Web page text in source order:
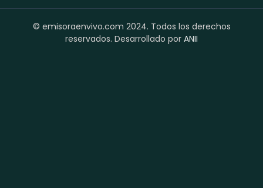
© emisoraenvivo.com 2024. Todos los derechos
reservados. Desarrollado por ANII